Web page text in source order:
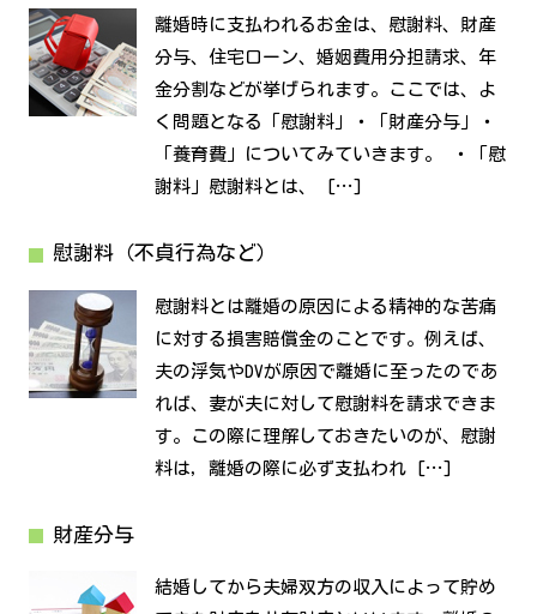
離婚時に支払われるお金は、慰謝料、財産
分与、住宅ローン、婚姻費用分担請求、年
金分割などが挙げられます。ここでは、よ
く問題となる「慰謝料」・「財産分与」・
「養育費」についてみていきます。 ・「慰
謝料」慰謝料とは、 […]
慰謝料（不貞行為など）
慰謝料とは離婚の原因による精神的な苦痛
に対する損害賠償金のことです。例えば、
夫の浮気やDVが原因で離婚に至ったのであ
れば、妻が夫に対して慰謝料を請求できま
す。この際に理解しておきたいのが、慰謝
料は，離婚の際に必ず支払われ […]
財産分与
結婚してから夫婦双方の収入によって貯め